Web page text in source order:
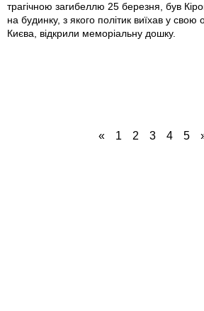
трагічною загибеллю 25 березня, був
на будинку, з якого політик виїхав у
Києва, відкрили меморіальну дошку.
« 1 2 3 4 5